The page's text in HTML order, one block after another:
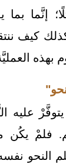
إنَّما
كيف
بهذه
عليه
فلمْ يكُن
النحو